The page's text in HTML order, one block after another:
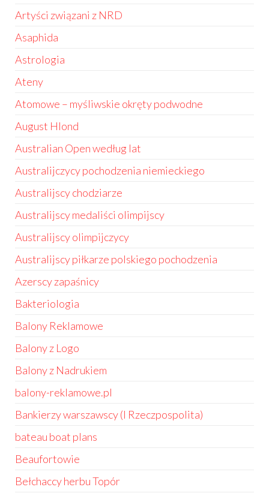
Artyści związani z NRD
Asaphida
Astrologia
Ateny
Atomowe – myśliwskie okręty podwodne
August Hlond
Australian Open według lat
Australijczycy pochodzenia niemieckiego
Australijscy chodziarze
Australijscy medaliści olimpijscy
Australijscy olimpijczycy
Australijscy piłkarze polskiego pochodzenia
Azerscy zapaśnicy
Bakteriologia
Balony Reklamowe
Balony z Logo
Balony z Nadrukiem
balony-reklamowe.pl
Bankierzy warszawscy (I Rzeczpospolita)
bateau boat plans
Beaufortowie
Bełchaccy herbu Topór